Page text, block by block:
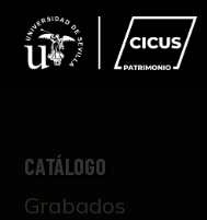
CATÁLOGO
Grabados